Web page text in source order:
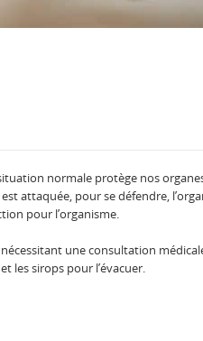
normale protège nos
attaquée, pour se défendre,
pour l’organisme.
une consultation
les sirops pour l’évacuer.